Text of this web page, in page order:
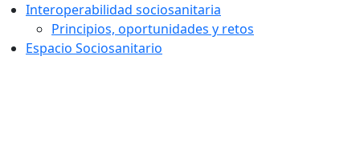
Interoperabilidad sociosanitaria
Principios, oportunidades y retos
Espacio Sociosanitario